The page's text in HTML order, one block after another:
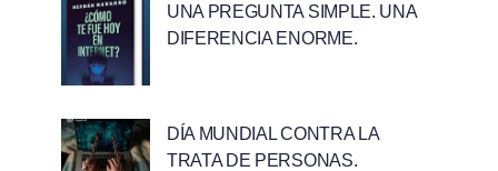
UNA PREGUNTA SIMPLE. UNA
DIFERENCIA ENORME.
DÍA MUNDIAL CONTRA LA
TRATA DE PERSONAS.